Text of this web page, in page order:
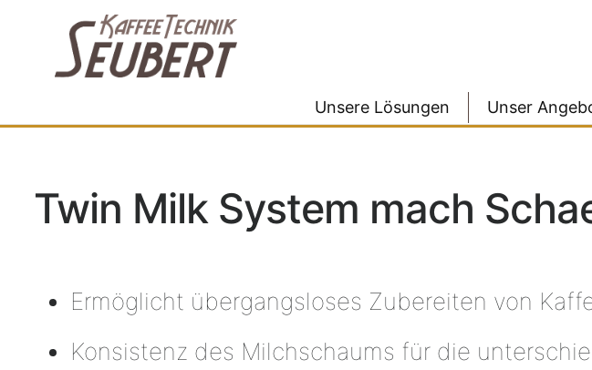
Unsere Lösungen Unser
Twin Milk System mach
Ermöglicht übergangsloses Zubereiten von
Konsistenz des Milchschaums für die